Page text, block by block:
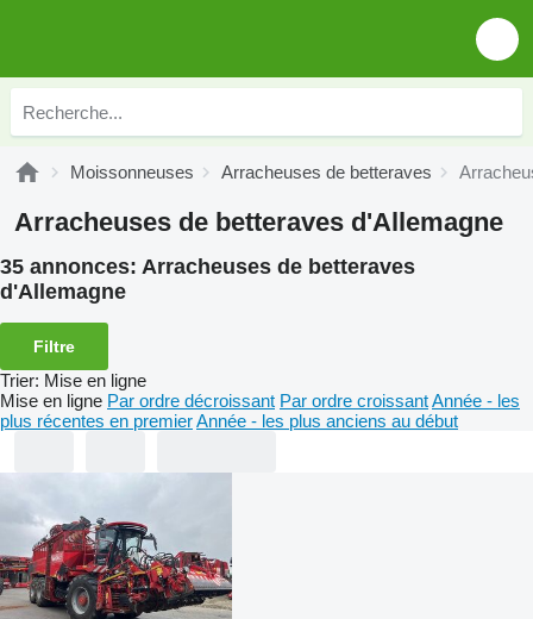
Moissonneuses Arracheuses de betteraves
Arracheuses de betteraves d'Allemagne
35 annonces: Arracheuses de betteraves
d'Allemagne
Filtre
Trier: Mise en ligne
Mise en ligne Par ordre décroissant Par ordre croissantAnnée - les
plus récentes en premierAnnée - les plus anciens au début